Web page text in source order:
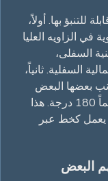
للتنبؤ بها. أولاً،
في الزاويه العليا
السفلى،
السفلية. ثانياً،
بعضها البعض
هي إضافية، مما يعني أن مجموعها هو دائماً 180 درجة. هذا
يعمل كخط عبر
البعض